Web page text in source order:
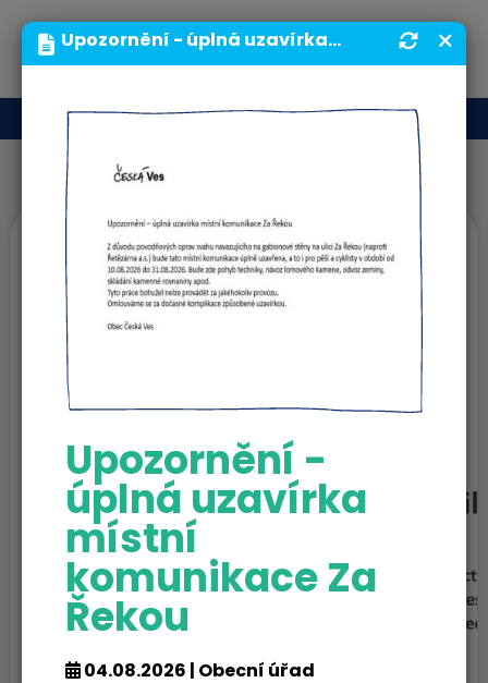
MENU
MAS Jesenicko
Komunální
technika v obci
Česká Ves
Upozornění - úplná uzavírka místní komunikace Za Řekou | Obecní úřad | Obec Česká Ves
Upozornění -
úplná uzavírka
místní
komunikace Za
Řekou
04.08.2026 | Obecní úřad